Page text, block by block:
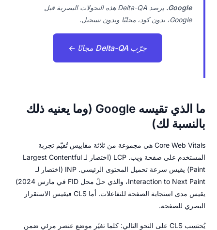
Google.
يرصد Delta-QA هذه التحولات البصرية قبل
Google، بدون كود، محليًا وبدون تسجيل.
جرّب Delta-QA مجانًا ←
ما الذي تقيسه Google (وما يعنيه ذلك
بالنسبة لك)
Core Web Vitals هي مجموعة من ثلاثة مقاييس تُقيّم تجربة
المستخدم على صفحة ويب. LCP (اختصار لـ Largest Contentful
Paint) يقيس سرعة تحميل المحتوى الرئيسي. INP (اختصار لـ
Interaction to Next Paint، والذي حلّ محل FID في مارس 2024)
يقيس مدى استجابة الصفحة للتفاعلات. أما CLS فيقيس الاستقرار
البصري للصفحة.
يُحتسب CLS على النحو التالي: كلما تغيّر موضع عنصر مرئي ضمن